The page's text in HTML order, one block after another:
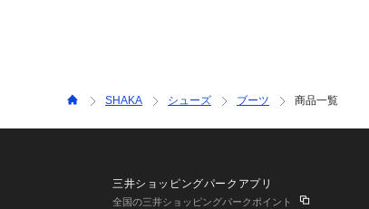
SHAKA シューズ ブーツ 商品一覧
三井ショッピングパークアプリ
全国の三井ショッピングパークポイント